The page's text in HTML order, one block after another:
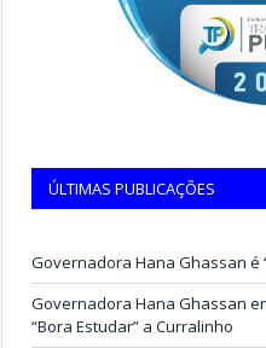
ÚLTIMAS PUBLICAÇÕES
Governadora Hana Ghassan é
Governadora Hana Ghassan
“Bora Estudar” a Curralinho